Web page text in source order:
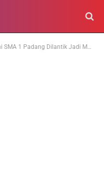
1 Padang Dilantik Jadi Menaker